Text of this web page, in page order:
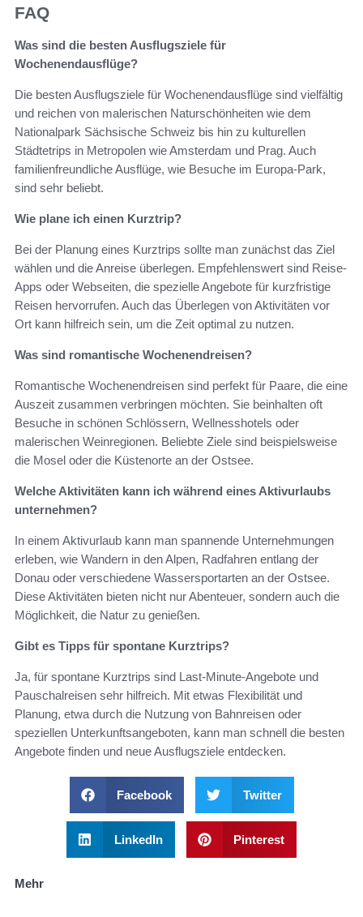
FAQ
Was sind die besten Ausflugsziele für
Wochenendausflüge?
Die besten Ausflugsziele für Wochenendausflüge sind vielfältig
und reichen von malerischen Naturschönheiten wie dem
Nationalpark Sächsische Schweiz bis hin zu kulturellen
Städtetrips in Metropolen wie Amsterdam und Prag. Auch
familienfreundliche Ausflüge, wie Besuche im Europa-Park,
sind sehr beliebt.
Wie plane ich einen Kurztrip?
Bei der Planung eines Kurztrips sollte man zunächst das Ziel
wählen und die Anreise überlegen. Empfehlenswert sind Reise-
Apps oder Webseiten, die spezielle Angebote für kurzfristige
Reisen hervorrufen. Auch das Überlegen von Aktivitäten vor
Ort kann hilfreich sein, um die Zeit optimal zu nutzen.
Was sind romantische Wochenendreisen?
Romantische Wochenendreisen sind perfekt für Paare, die eine
Auszeit zusammen verbringen möchten. Sie beinhalten oft
Besuche in schönen Schlössern, Wellnesshotels oder
malerischen Weinregionen. Beliebte Ziele sind beispielsweise
die Mosel oder die Küstenorte an der Ostsee.
Welche Aktivitäten kann ich während eines Aktivurlaubs
unternehmen?
In einem Aktivurlaub kann man spannende Unternehmungen
erleben, wie Wandern in den Alpen, Radfahren entlang der
Donau oder verschiedene Wassersportarten an der Ostsee.
Diese Aktivitäten bieten nicht nur Abenteuer, sondern auch die
Möglichkeit, die Natur zu genießen.
Gibt es Tipps für spontane Kurztrips?
Ja, für spontane Kurztrips sind Last-Minute-Angebote und
Pauschalreisen sehr hilfreich. Mit etwas Flexibilität und
Planung, etwa durch die Nutzung von Bahnreisen oder
speziellen Unterkunftsangeboten, kann man schnell die besten
Angebote finden und neue Ausflugsziele entdecken.
Facebook Twitter
LinkedIn Pinterest
Mehr